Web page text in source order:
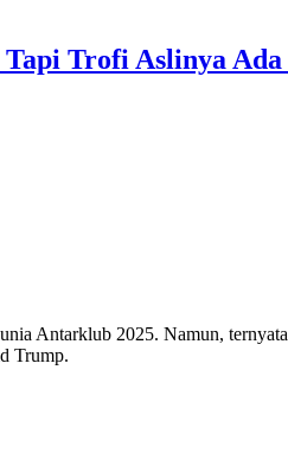
Trofi Aslinya
Antarklub 2025. Namun,
Trump.